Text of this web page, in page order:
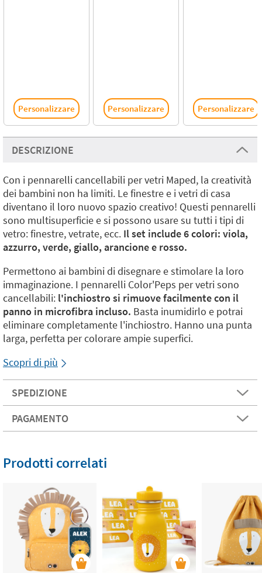
Personalizzare Personalizzare Personalizzare
DESCRIZIONE
Con i pennarelli cancellabili per vetri Maped, la creatività
dei bambini non ha limiti. Le finestre e i vetri di casa
diventano il loro nuovo spazio creativo! Questi pennarelli
sono multisuperficie e si possono usare su tutti i tipi di
vetro: finestre, vetrate, ecc. Il set include 6 colori: viola,
azzurro, verde, giallo, arancione e rosso.
Permettono ai bambini di disegnare e stimolare la loro
immaginazione. I pennarelli Color'Peps per vetri sono
cancellabili: l'inchiostro si rimuove facilmente con il
panno in microfibra incluso. Basta inumidirlo e potrai
eliminare completamente l'inchiostro. Hanno una punta
larga, perfetta per colorare ampie superfici.
Scopri di più
SPEDIZIONE
PAGAMENTO
Prodotti correlati